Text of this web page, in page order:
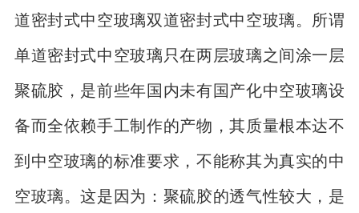
道密封式中空玻璃双道密封式中空玻璃。所谓
单道密封式中空玻璃只在两层玻璃之间涂一层
聚硫胶，是前些年国内未有国产化中空玻璃设
备而全依赖手工制作的产物，其质量根本达不
到中空玻璃的标准要求，不能称其为真实的中
空玻璃。这是因为：聚硫胶的透气性较大，是